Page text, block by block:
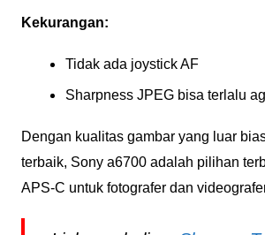
Kekurangan:
Tidak ada joystick AF
Sharpness JPEG bisa terlalu
Dengan kualitas gambar yang luar
terbaik, Sony a6700 adalah pilihan
APS-C untuk fotografer dan